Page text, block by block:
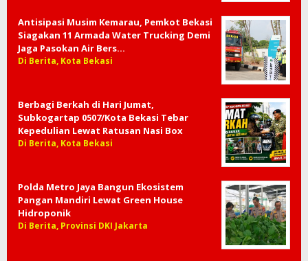
Antisipasi Musim Kemarau, Pemkot Bekasi
Siagakan 11 Armada Water Trucking Demi
Jaga Pasokan Air Bers…
Di Berita, Kota Bekasi
Berbagi Berkah di Hari Jumat,
Subkogartap 0507/Kota Bekasi Tebar
Kepedulian Lewat Ratusan Nasi Box
Di Berita, Kota Bekasi
Polda Metro Jaya Bangun Ekosistem
Pangan Mandiri Lewat Green House
Hidroponik
Di Berita, Provinsi DKI Jakarta